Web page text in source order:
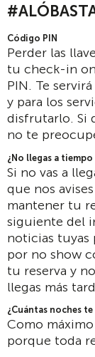
Código PIN
Perder las
tu check-in
PIN. Te
y para los
disfrutarlo. Si
no te
¿No llegas a
Si no vas a
que nos
mantener tu
siguiente del
noticias tuyas
por no show
tu reserva y
llegas más
¿Cuántas noches
Como
porque toda